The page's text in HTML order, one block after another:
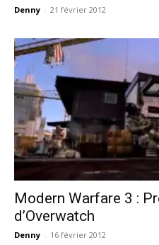
Denny - 21 février 2012
Modern Warfare 3 :
d’Overwatch
Denny - 16 février 2012